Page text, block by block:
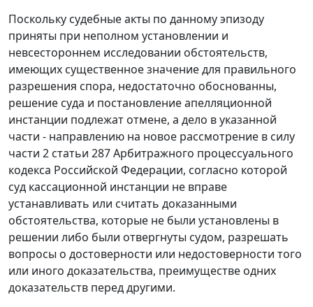
Поскольку судебные акты по данному эпизоду
приняты при неполном установлении и
невсестороннем исследовании обстоятельств,
имеющих существенное значение для правильного
разрешения спора, недостаточно обоснованны,
решение суда и постановление апелляционной
инстанции подлежат отмене, а дело в указанной
части - направлению на новое рассмотрение в силу
части 2 статьи 287Арбитражного процессуального
кодекса Российской Федерации, согласно которой
суд кассационной инстанции не вправе
устанавливать или считать доказанными
обстоятельства, которые не были установлены в
решении либо были отвергнуты судом, разрешать
вопросы о достоверности или недостоверности того
или иного доказательства, преимуществе одних
доказательств перед другими.